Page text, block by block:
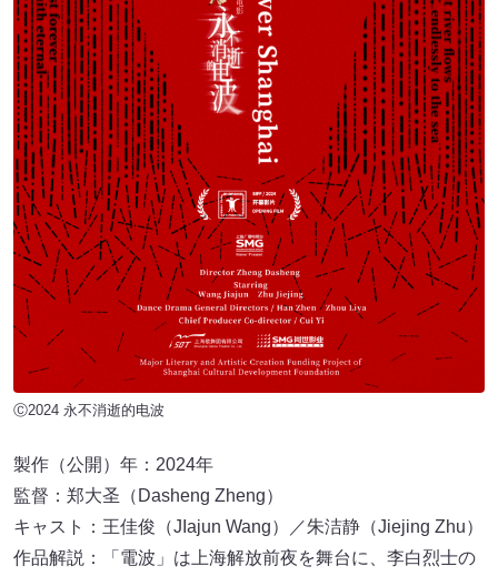
Ⓒ2024 永不消逝的电波
製作（公開）年：2024年
監督：郑大圣（Dasheng Zheng）
キャスト：王佳俊（JIajun Wang）／朱洁静（Jiejing Zhu）
作品解説：「電波」は上海解放前夜を舞台に、李白烈士の